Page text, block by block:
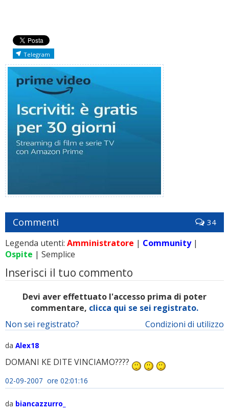
Telegram
Commenti 34
Legenda utenti: Amministratore | Community|
Ospite | Semplice
Inserisci il tuo commento
Devi aver effettuato l'accesso prima di poter
commentare, clicca qui se sei registrato.
Condizioni di utilizzo
Non sei registrato?
da Alex18
DOMANI KE DITE VINCIAMO????
02-09-2007 ore 02:01:16
da biancazzurro_